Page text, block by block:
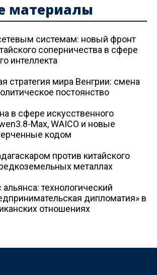
материалы
системам: новый фронт
соперничества в сфере
интеллекта
стратегия мира Венгрии: смена
постоянство
в сфере искусственного
Max, WAICO и новые
кодом
против китайского
металлах
технологический
дипломатия» в
отношениях